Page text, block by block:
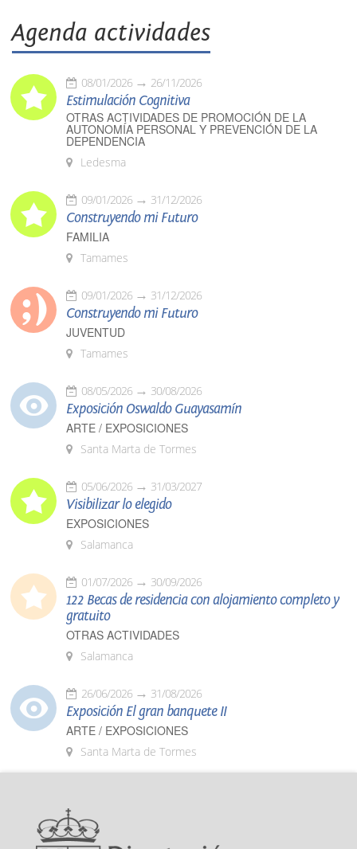
Agenda actividades
08/01/2026 26/11/2026
Estimulación Cognitiva
OTRAS ACTIVIDADES DE PROMOCIÓN DE LA
AUTONOMÍA PERSONAL Y PREVENCIÓN DE LA
DEPENDENCIA
Ledesma
09/01/2026 31/12/2026
Construyendo mi Futuro
FAMILIA
Tamames
09/01/2026 31/12/2026
Construyendo mi Futuro
JUVENTUD
Tamames
08/05/2026 30/08/2026
Exposición Oswaldo Guayasamín
ARTE / EXPOSICIONES
Santa Marta de Tormes
05/06/2026 31/03/2027
Visibilizar lo elegido
EXPOSICIONES
Salamanca
01/07/2026 30/09/2026
122 Becas de residencia con alojamiento completo y
gratuito
OTRAS ACTIVIDADES
Salamanca
26/06/2026 31/08/2026
Exposición El gran banquete II
ARTE / EXPOSICIONES
Santa Marta de Tormes